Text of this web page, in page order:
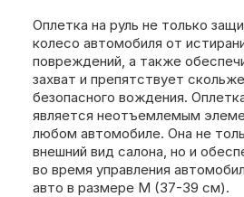
Оплетка на руль не только
колесо автомобиля от
повреждений, а также
захват и препятствует
безопасного вождения.
является неотъемлемым
любом автомобиле. Она не
внешний вид салона, но и
во время управления
авто в размере М (37-39 см).